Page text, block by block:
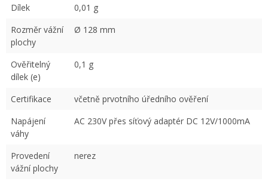
Dílek
0,01 g
Rozměr vážní
plochy
Ø 128 mm
Ověřitelný
dílek (e)
0,1 g
Certifikace
včetně prvotního úředního ověření
Napájení
váhy
AC 230V přes síťový adaptér DC 12V/1000mA
Provedení
vážní plochy
nerez